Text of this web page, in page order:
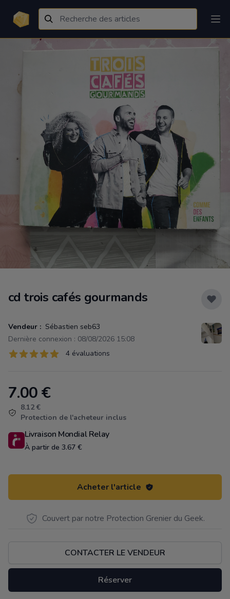
cd trois cafés gourmands
Vendeur : Sébastien seb63
Dernière connexion : 08/08/2026 15:08
Évaluations
4 sur 5 étoiles 4 évaluations
Product information
7.00€
8.12 €
Protection de l'acheteur inclus
Livraison Mondial Relay
À partir de 3.67 €
Acheter l'article
Couvert par notre Protection Grenier du Geek.
CONTACTER LE VENDEUR
Réserver